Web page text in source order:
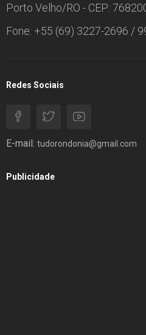
Porto Velho/RO - CEP:
Fone: +55 (69) 3227-2696 /
Redes Sociais
E-mail: tudorondonia@gmail.com
Publicidade